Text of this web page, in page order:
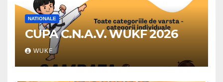
NATIONALE
CUPA C.N.A.V. WUKF 2026
WUKF